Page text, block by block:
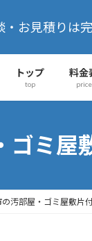
・お見積りは
トップ
top
料金
price
ゴミ屋
汚部屋・ゴミ屋敷片